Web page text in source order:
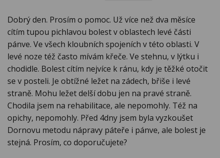
Dobrý den. Prosím o pomoc. Už více než dva měsíce
cítím tupou pichlavou bolest v oblastech levé části
pánve. Ve všech kloubních spojeních v této oblasti. V
levé noze též často mívám křeče. Ve stehnu, v lýtku i
chodidle. Bolest cítím nejvíce k ránu, kdy je těžké otočit
se v posteli. Je obtížné ležet na zádech, břiše i levé
straně. Mohu ležet delší dobu jen na pravé straně.
Chodila jsem na rehabilitace, ale nepomohly. Též na
opichy, nepomohly. Před 4dny jsem byla vyzkoušet
Dornovu metodu nápravy páteře i pánve, ale bolest je
stejná. Prosím, co doporučujete?